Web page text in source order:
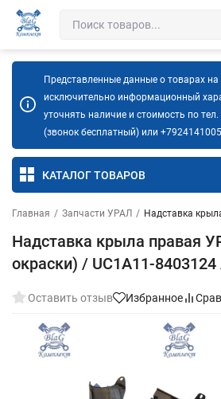
Представленные данные о товарах на
исключительно информационный
уточнять наличие и стоимость по
(звонок бесплатный) или
КАТАЛОГ ТОВАРОВ
Главная / Запчасти УРАЛ / Надставка
Надставка крыла правая
окраски) / UC1A11-
Оставить отзыв Избранное